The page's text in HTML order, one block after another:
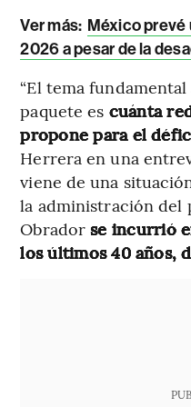
Ver más: México
2026 a pesar de la
“El tema
paquete es cuánta
propone para el
Herrera en una
viene de una
la administración del
Obradorse incurrió
los últimos 40 años,